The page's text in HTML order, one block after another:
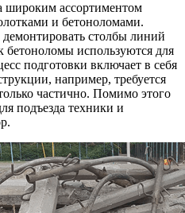
широким ассортиментом
и бетоноломами.
столбы линий
бетоноломы используются для
подготовки включает в себя
например, требуется
частично. Помимо этого
подъезда техники и